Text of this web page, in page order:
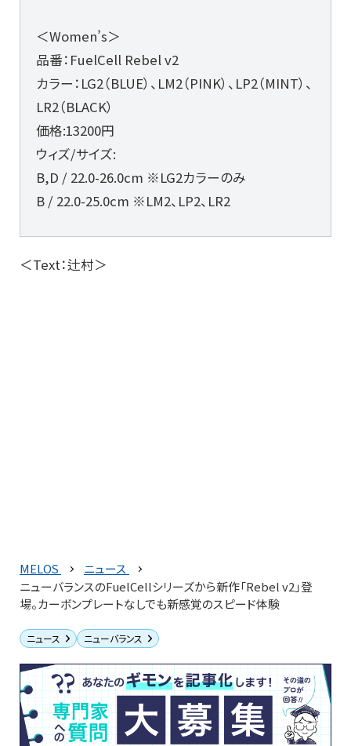
＜Women’s＞
品番：FuelCell Rebel v2
カラー：LG2（BLUE）、LM2（PINK）、LP2（MINT）、
LR2（BLACK）
価格:13200円
ウィズ/サイズ:
B,D / 22.0-26.0cm ※LG2カラーのみ
B / 22.0-25.0cm ※LM2、LP2、LR2
＜Text：辻村＞
MELOS
ニュース
ニューバランスのFuelCellシリーズから新作「Rebel v2」登
場。カーボンプレートなしでも新感覚のスピード体験
ニュース ニューバランス